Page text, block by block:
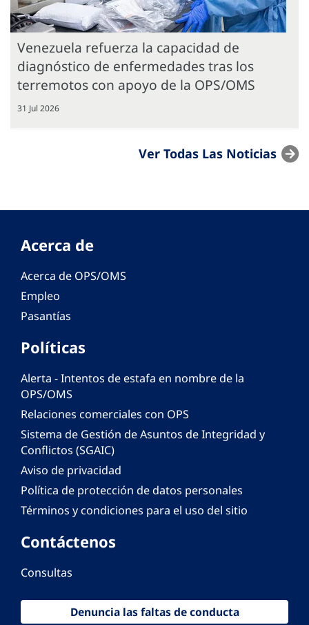
Venezuela refuerza la capacidad de
diagnóstico de enfermedades tras los
terremotos con apoyo de la OPS/OMS
31 Jul 2026
Ver Todas Las Noticias
Acerca de
Acerca de OPS/OMS
Empleo
Pasantías
Políticas
Alerta - Intentos de estafa en nombre de la
OPS/OMS
Relaciones comerciales con OPS
Sistema de Gestión de Asuntos de Integridad y
Conflictos (SGAIC)
Aviso de privacidad
Política de protección de datos personales
Términos y condiciones para el uso del sitio
Contáctenos
Consultas
Denuncia las faltas de conducta